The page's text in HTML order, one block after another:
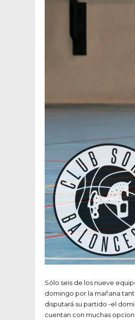
Sólo seis de los nueve
domingo por la mañana
disputará su partido -el
cuentan con muchas